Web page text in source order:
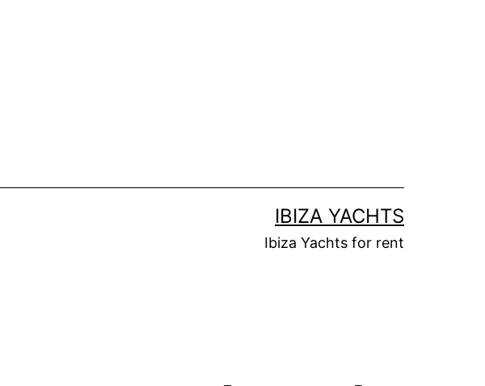
IBIZA YACHTS
Ibiza Yachts for rent